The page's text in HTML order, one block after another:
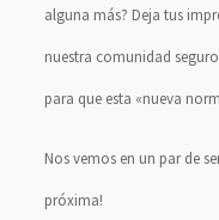
alguna más? Deja tus
nuestra comunidad
para que esta «nueva
Nos vemos en un par de
próxima!